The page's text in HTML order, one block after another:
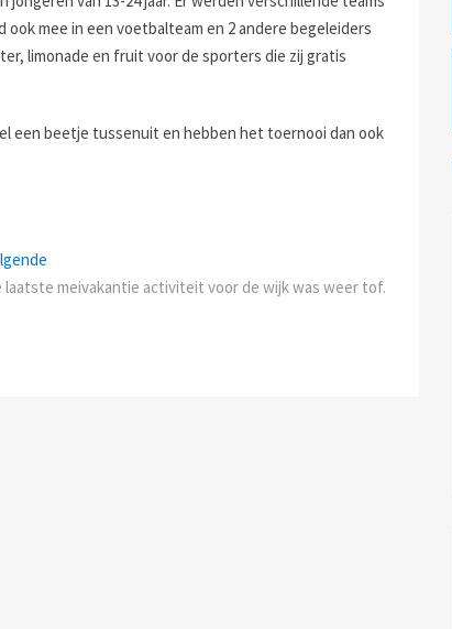
mee in een voetbalteam en 2 andere begeleiders
limonade en fruit voor de sporters die zij gratis
een beetje tussenuit en hebben het toernooi dan ook
post:
laatste meivakantie activiteit voor de wijk was weer tof.